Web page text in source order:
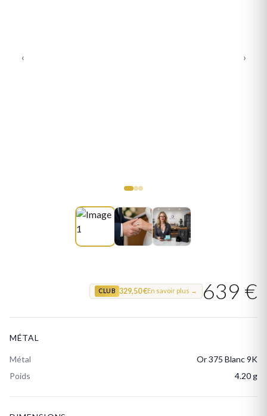
‹ ›
CLUB 329,50 €En savoir plus → 639 €
MÉTAL
Métal
Or 375 Blanc 9K
Poids
4.20 g